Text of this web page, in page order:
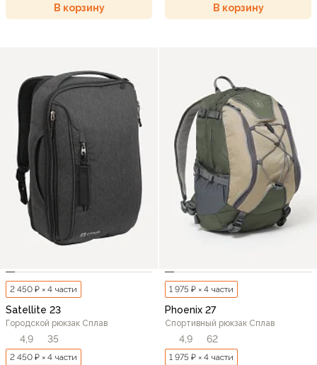
В корзину В корзину
2 450 ₽ × 4 части
Satellite 23
Городской рюкзак Сплав
4,9 35
2 450 ₽ × 4 части
1 975 ₽ × 4 части
Phoenix 27
Спортивный рюкзак Сплав
4,9 62
1 975 ₽ × 4 части